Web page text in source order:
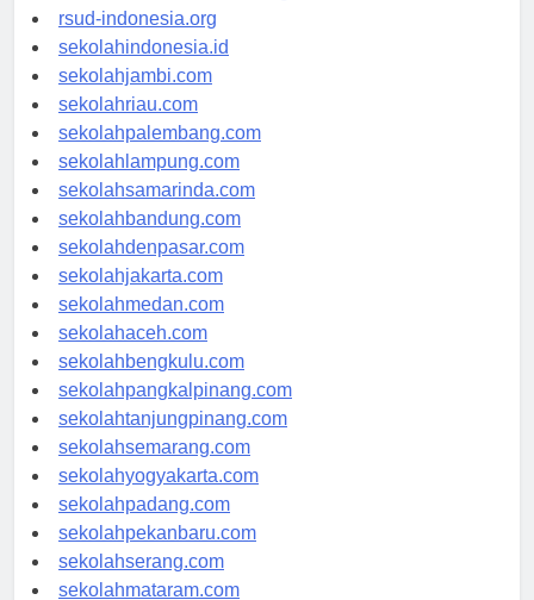
rsudkisaran-asahankab.org
rsud-indonesia.org
sekolahindonesia.id
sekolahjambi.com
sekolahriau.com
sekolahpalembang.com
sekolahlampung.com
sekolahsamarinda.com
sekolahbandung.com
sekolahdenpasar.com
sekolahjakarta.com
sekolahmedan.com
sekolahaceh.com
sekolahbengkulu.com
sekolahpangkalpinang.com
sekolahtanjungpinang.com
sekolahsemarang.com
sekolahyogyakarta.com
sekolahpadang.com
sekolahpekanbaru.com
sekolahserang.com